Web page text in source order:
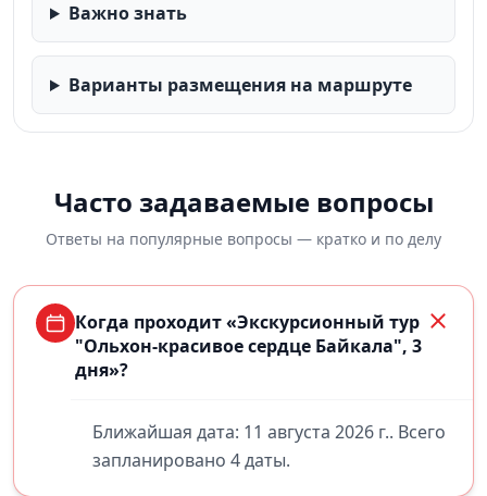
Важно знать
Варианты размещения на маршруте
Часто задаваемые вопросы
Ответы на популярные вопросы — кратко и по делу
Когда проходит «Экскурсионный тур
"Ольхон-красивое сердце Байкала", 3
дня»?
Ближайшая дата: 11 августа 2026 г.. Всего
запланировано 4 даты.